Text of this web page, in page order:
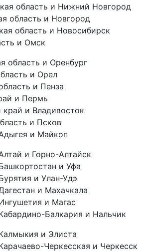
область и Нижний Новгород
область и Новгород
область и Новосибирск
и Омск
область и Оренбург
и Орел
и Пенза
и Пермь
и Владивосток
и Псков
и Майкоп
и Горно-Алтайск
и Уфа
и Улан-Удэ
и Махачкала
и Магас
Балкария и Нальчик
и Элиста
Черкесская и Черкесск